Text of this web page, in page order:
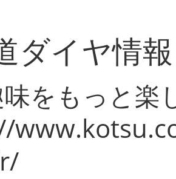
ダイヤ情
をもっと楽